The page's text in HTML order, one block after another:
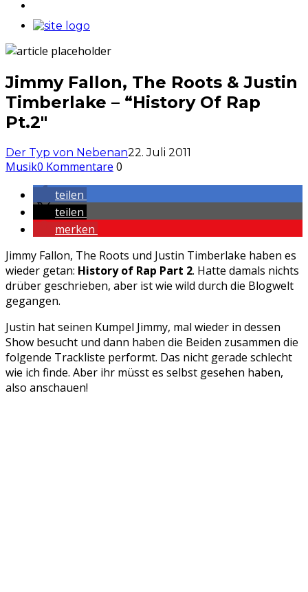
Jimmy Fallon, The Roots & Justin
Timberlake – “History Of Rap
Pt.2″
Der Typ von Nebenan22. Juli 2011
Musik0 Kommentare 0
teilen
teilen
merken
Jimmy Fallon, The Roots und Justin Timberlake haben es
wieder getan: History of Rap Part 2. Hatte damals nichts
drüber geschrieben, aber ist wie wild durch die Blogwelt
gegangen.
Justin hat seinen Kumpel Jimmy, mal wieder in dessen
Show besucht und dann haben die Beiden zusammen die
folgende Trackliste performt. Das nicht gerade schlecht
wie ich finde. Aber ihr müsst es selbst gesehen haben,
also anschauen!